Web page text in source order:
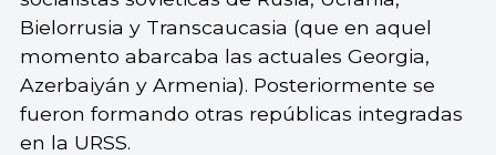
Bielorrusia y Transcaucasia (que en aquel
momento abarcaba las actuales Georgia,
Azerbaiyán y Armenia). Posteriormente se
fueron formando otras repúblicas integradas
en la URSS.